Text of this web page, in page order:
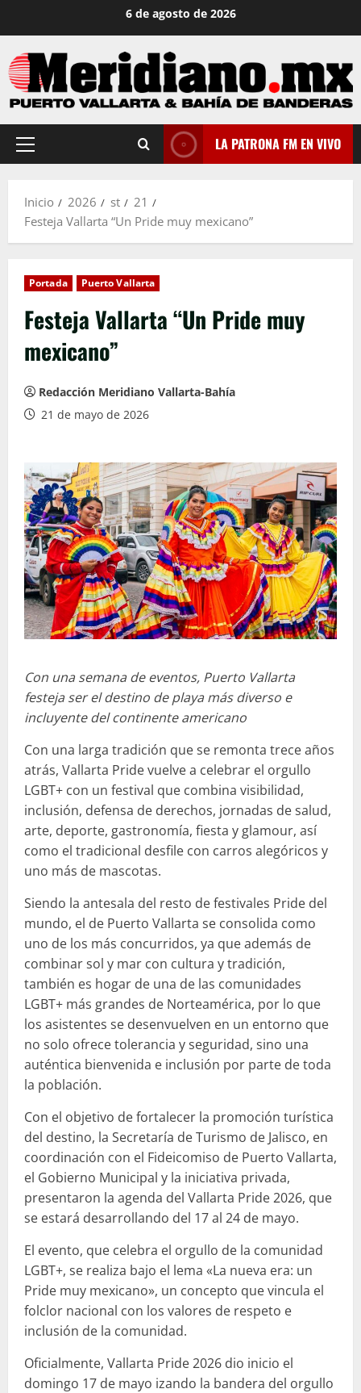
contenido
6 de agosto de 2026
Menú
LA PATRONA FM EN VIVO
Inicio 2026 st
21
Festeja Vallarta “Un Pride muy mexicano”
Portada Puerto Vallarta
Festeja Vallarta “Un Pride muy
mexicano”
Redacción Meridiano Vallarta-Bahía
21 de mayo de 2026
Con una semana de eventos, Puerto Vallarta
festeja ser el destino de playa más diverso e
incluyente del continente americano
Con una larga tradición que se remonta trece años
atrás, Vallarta Pride vuelve a celebrar el orgullo
LGBT+ con un festival que combina visibilidad,
inclusión, defensa de derechos, jornadas de salud,
arte, deporte, gastronomía, fiesta y glamour, así
como el tradicional desfile con carros alegóricos y
uno más de mascotas.
Siendo la antesala del resto de festivales Pride del
mundo, el de Puerto Vallarta se consolida como
uno de los más concurridos, ya que además de
combinar sol y mar con cultura y tradición,
también es hogar de una de las comunidades
LGBT+ más grandes de Norteamérica, por lo que
los asistentes se desenvuelven en un entorno que
no solo ofrece tolerancia y seguridad, sino una
auténtica bienvenida e inclusión por parte de toda
la población.
Con el objetivo de fortalecer la promoción turística
del destino, la Secretaría de Turismo de Jalisco, en
coordinación con el Fideicomiso de Puerto Vallarta,
el Gobierno Municipal y la iniciativa privada,
presentaron la agenda del Vallarta Pride 2026, que
se estará desarrollando del 17 al 24 de mayo.
El evento, que celebra el orgullo de la comunidad
LGBT+, se realiza bajo el lema «La nueva era: un
Pride muy mexicano», un concepto que vincula el
folclor nacional con los valores de respeto e
inclusión de la comunidad.
Oficialmente, Vallarta Pride 2026 dio inicio el
domingo 17 de mayo izando la bandera del orgullo